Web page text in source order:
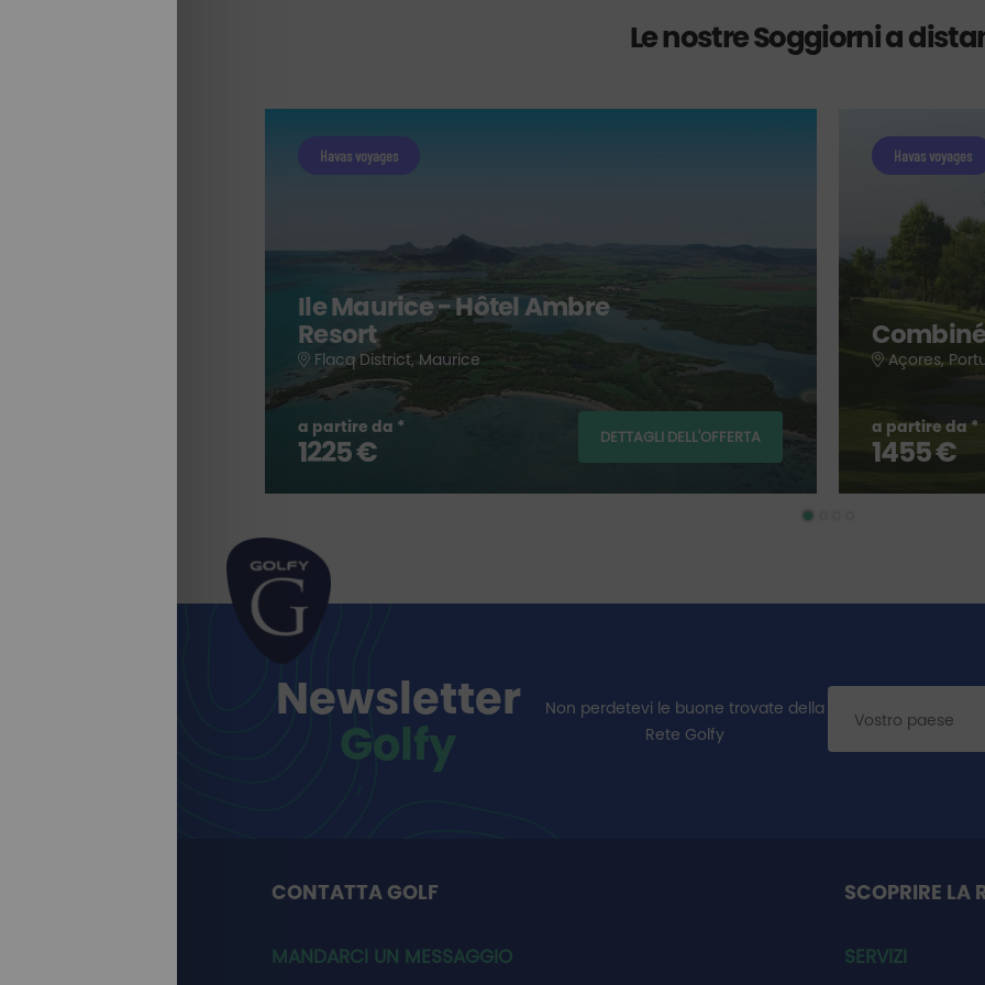
Le nostre Soggiorni a
Havas voyages
Ile Maurice - Hôtel Ambre
Resort
Flacq District, Maurice
a partire da *
1225 € DETTAGLI DELL'OFFERTA
Havas voyages
Açores,
a partire da *
1455 €
Newsletter
Golfy
Non perdetevi le buone trovate della
Rete Golfy
CONTATTA GOLF
MANDARCI UN MESSAGGIO
SCOPRIRE LA
SERVIZI